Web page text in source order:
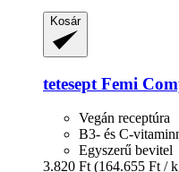
Kosár
tetesept Femi
Vegán receptúra
B3- és C-
Egyszerű bevitel
3.820 Ft (164.655 Ft /